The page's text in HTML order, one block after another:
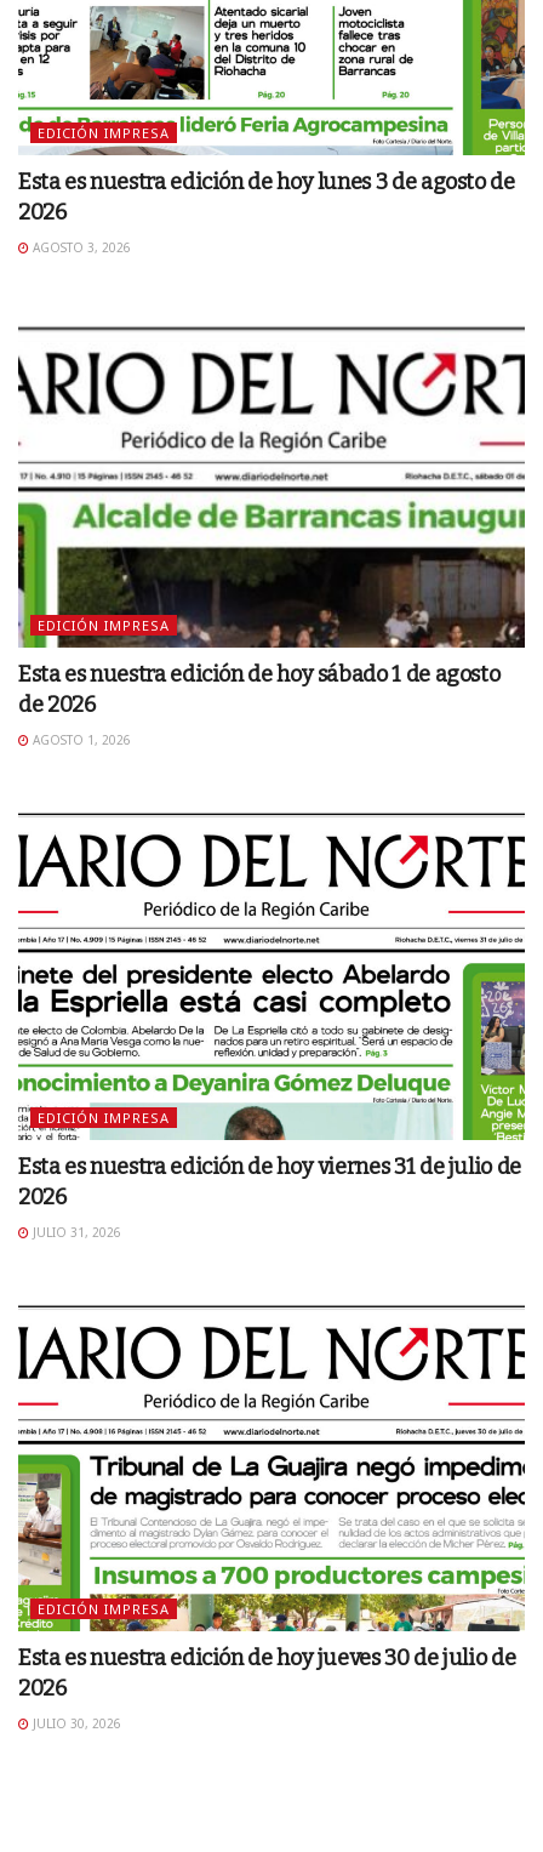
EDICIÓN IMPRESA
Esta es nuestra edición de hoy lunes 3 de agosto de
2026
AGOSTO 3, 2026
EDICIÓN IMPRESA
Esta es nuestra edición de hoy sábado 1 de agosto
de 2026
AGOSTO 1, 2026
EDICIÓN IMPRESA
Esta es nuestra edición de hoy viernes 31 de julio de
2026
JULIO 31, 2026
EDICIÓN IMPRESA
Esta es nuestra edición de hoy jueves 30 de julio de
2026
JULIO 30, 2026